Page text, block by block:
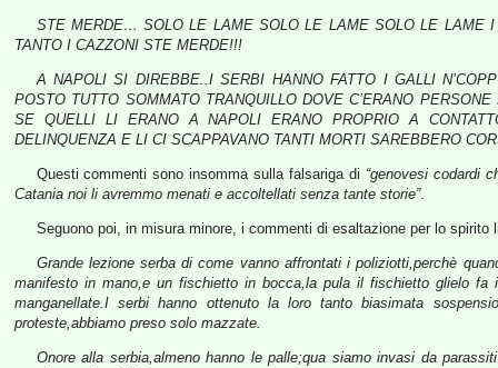
STE MERDE… SOLO LE LAME SOLO LE LAME SOLO LE LAME
TANTO I CAZZONI STE MERDE!!!
A NAPOLI SI DIREBBE..I SERBI HANNO FATTO I GALLI
POSTO TUTTO SOMMATO TRANQUILLO DOVE C’ERANO
SE QUELLI LI ERANO A NAPOLI ERANO PROPRIO A
DELINQUENZA E LI CI SCAPPAVANO TANTI MORTI SAREBBERO
Questi commenti sono insomma sulla falsariga di “genovesi codardi
Catania noi li avremmo menati e accoltellati senza tante storie”.
Seguono poi, in misura minore, i commenti di esaltazione per lo spirito
Grande lezione serba di come vanno affrontati i poliziotti,perchè
manifesto in mano,e un fischietto in bocca,la pula il fischietto glielo
manganellate.I serbi hanno ottenuto la loro tanto biasimata
proteste,abbiamo preso solo mazzate.
Onore alla serbia,almeno hanno le palle;qua siamo invasi da